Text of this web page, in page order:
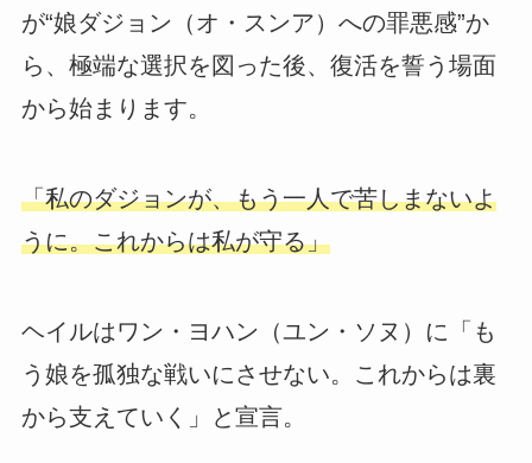
が“娘ダジョン（オ・スンア）への罪悪感”か
ら、極端な選択を図った後、復活を誓う場面
から始まります。
「私のダジョンが、もう一人で苦しまないよ
うに。これからは私が守る」
ヘイルはワン・ヨハン（ユン・ソヌ）に「も
う娘を孤独な戦いにさせない。これからは裏
から支えていく」と宣言。